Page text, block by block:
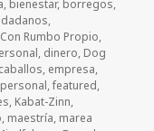
, bienestar, borregos,
,
Con Rumbo Propio,
, dinero, Dog
, empresa,
,featured,
, Kabat-Zinn,
, maestría, marea